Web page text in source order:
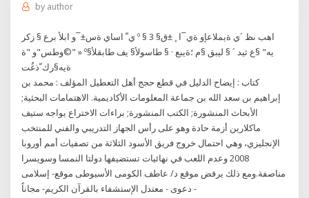
by author
ي ّ اساي ةس±¯و ابلأ برع § زكر º § 3 اهب ىظ ´ي ةيملاعإو ةي¯ا ¸ ±ق§
"©وطس"و "ة » ºيه" §ع ثيد ´ § ليبق §م ؛ةيبع · § طاسولأ§ يف طابقلأ§
ةيه§رك ّذغُت
كتاب : إيضاح الدليل في قطع حجج أهل التعطيل المؤلف : محمد بن
إبراهيم بن سعد الله بن جماعة المعلومات الأكاديمية. الاهتمامات البحثية;
الأبحاث المنشورة; الكتب المنشورة; براءات الاختراع يواجه ستيف
ماكلارين أزمة حادة وهو على رأس الجهاز التدريبي والفني للمنتخب
الإنجليزي، وهي احتمال خروج فريق الأسود الثلاثة من تصفيات أمم أوروبا
2008 وعدم اللعب في نهائيات تستضيفها دولتا النمسا وسويسرا
مناصفة.ومع ذلك يرفض موقع د/ عاطف الكومى الأسيوطى موقع- إسلامى
- دعوى - معتدل الإستشفاء بالقرآن الكريم- مجاناً